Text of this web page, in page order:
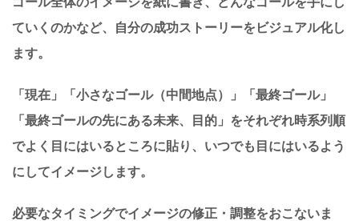
ていくのかなど、自分の成功ストーリーをビジュアル化し
ます。
「現在」「小さなゴール（中間地点）」「最終ゴール」
「最終ゴールの先にある未来、目的」をそれぞれ時系列順
でよく目にはいるところに貼り、いつでも目にはいるよう
にしてイメージします。
必要なタイミングでイメージの修正・調整をおこないま